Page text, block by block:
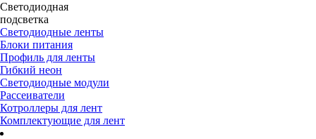
Светодиодная
подсветка
Светодиодные ленты
Блоки питания
Профиль для ленты
Гибкий неон
Светодиодные модули
Рассеиватели
Котроллеры для лент
Комплектующие для лент